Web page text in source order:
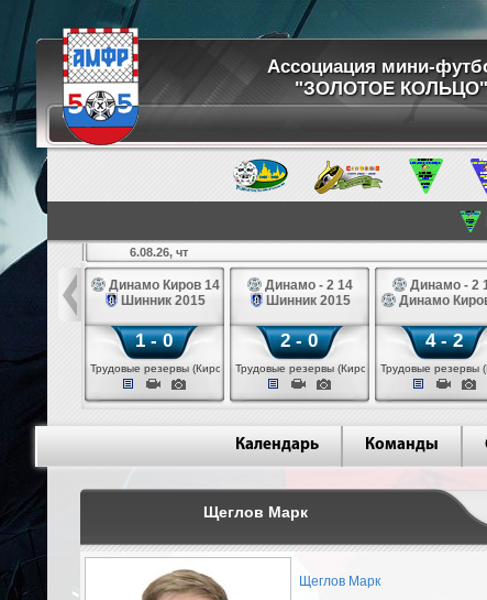
Ассоциация мини-
"ЗОЛОТОЕ КОЛЬЦО"
белые 14
6.08.26, чт
Динамо Киров 14
Шинник 2015
1 - 0
Трудовые резервы (Киров)
Динамо - 2 14
Шинник 2015
2 - 0
Трудовые резервы (Киров)
Динамо - 2
Динамо
4 - 2
Трудовые резервы
Календарь Команды
Щеглов Марк
Щеглов Марк